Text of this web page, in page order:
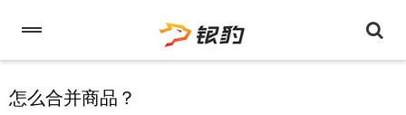
怎么合并商品？